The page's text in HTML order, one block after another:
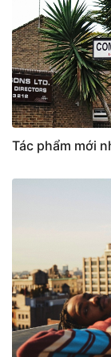
Tác phẩm mới